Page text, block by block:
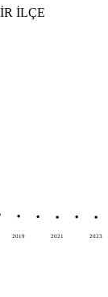
İLÇE
2019 2021 2023